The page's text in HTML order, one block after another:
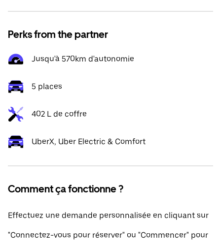
Perks from the partner
Jusqu'à 570km d'autonomie
5 places
402 L de coffre
UberX, Uber Electric & Comfort
Comment ça fonctionne ?
Effectuez une demande personnalisée en cliquant sur
"Connectez-vous pour réserver" ou "Commencer" pour